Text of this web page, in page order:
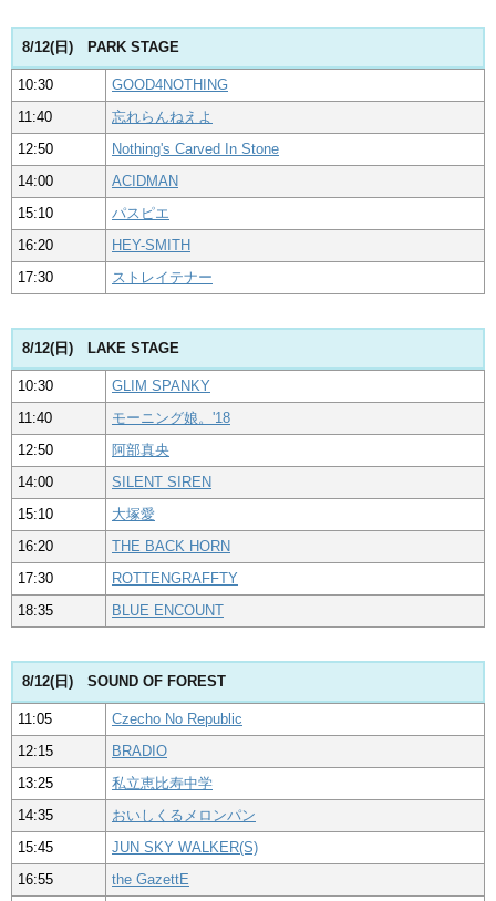
8/12(日) PARK STAGE
10:30
GOOD4NOTHING
11:40
忘れらんねえよ
12:50
Nothing's Carved In Stone
14:00
ACIDMAN
15:10
パスピエ
16:20
HEY-SMITH
17:30
ストレイテナー
8/12(日) LAKE STAGE
10:30
GLIM SPANKY
11:40
モーニング娘。'18
12:50
阿部真央
14:00
SILENT SIREN
15:10
大塚愛
16:20
THE BACK HORN
17:30
ROTTENGRAFFTY
18:35
BLUE ENCOUNT
8/12(日) SOUND OF FOREST
11:05
Czecho No Republic
12:15
BRADIO
13:25
私立恵比寿中学
14:35
おいしくるメロンパン
15:45
JUN SKY WALKER(S)
16:55
the GazettE